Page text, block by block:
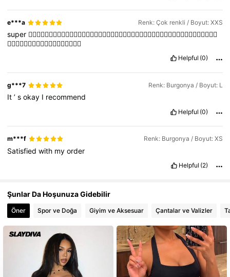
e***a Renk: Çok renkli / Boyut: XXS
super 👍🏼👍🏼👍🏼👍🏼👍🏼👍🏼👍🏼👍🏼👍🏼👍🏼👍🏼👍🏼👍🏼👍🏼👍🏼👍🏼👍🏼👍🏼👍🏼👍🏼👍🏼👍🏼👍🏼
👍🏼👍🏼👍🏼👍🏼👍🏼👍🏼👍🏼👍🏼👍🏼
Helpful (0)
g***7 Renk: Burgonya / Boyut: L
It’sokay I recommend
Helpful (0)
m***f Renk: Burgonya / Boyut: XS
Satisfiedwith myorder
Helpful (2)
Şunlar Da Hoşunuza Gidebilir
Öner Spor ve Doğa Giyim ve Aksesuar Çantalar ve Valizler